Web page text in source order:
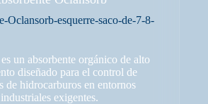
es un absorbente orgánico de alto
diseñado para el control de
de hidrocarburos en entornos
industriales exigentes.